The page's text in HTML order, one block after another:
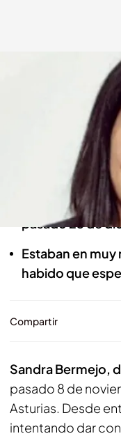
Los restos humanos
En boca de
04 ENE 2023 -
La psicóloga
Cabo Peñas
Un pescador
pasado 23 de
Estaban en
habido que
Compartir
Sandra Bermejo,
pasado 8 de
Asturias. Desde
intentando dar